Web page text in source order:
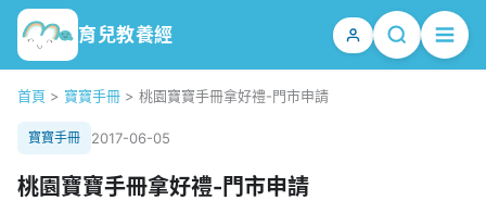
育兒教養經
首頁 > 寶寶手冊 > 桃園寶寶手冊拿好禮-門市申請
寶寶手冊 2017-06-05
桃園寶寶手冊拿好禮-門市申請